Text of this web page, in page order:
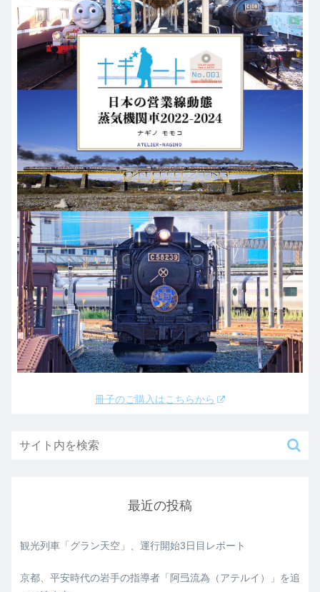
冊子のご購入はこちらから
最近の投稿
観光列車「グラン天空」、運行開始3日目レポート
京都、平安時代の岩手の指導者「阿弖流為（アテルイ）」を追